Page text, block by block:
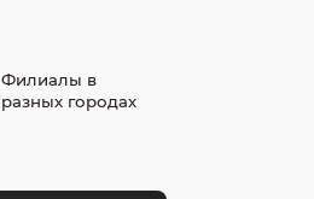
Филиалы в
разных городах